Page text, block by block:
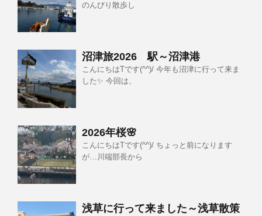
のんびり散歩し
沼津旅2026 駅～沼津港
こんにちはTです(^^)/ 今年も沼津に行って来ま
した✨ 今回は、
2026年桜🌸
こんにちはTです(^^)/ ちょっと前になります
が…川端部長から
浅草に行って来ました～浅草散策